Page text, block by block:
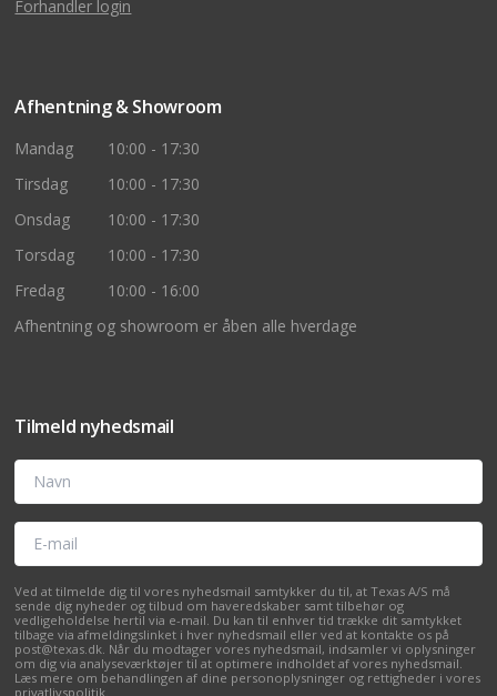
Forhandler login
Afhentning & Showroom
Mandag
10:00 - 17:30
Tirsdag
10:00 - 17:30
Onsdag
10:00 - 17:30
Torsdag
10:00 - 17:30
Fredag
10:00 - 16:00
Afhentning og showroom er åben alle hverdage
Tilmeld nyhedsmail
Navn
E-mail
Ved at tilmelde dig til vores nyhedsmail samtykker du til, at Texas A/S må
sende dig nyheder og tilbud om haveredskaber samt tilbehør og
vedligeholdelse hertil via e-mail. Du kan til enhver tid trække dit samtykket
tilbage via afmeldingslinket i hver nyhedsmail eller ved at kontakte os på
post@texas.dk. Når du modtager vores nyhedsmail, indsamler vi oplysninger
om dig via analyseværktøjer til at optimere indholdet af vores nyhedsmail.
Læs mere om behandlingen af dine personoplysninger og rettigheder i vores
privatlivspolitik